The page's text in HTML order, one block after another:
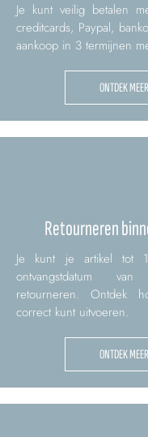
Je kunt veilig betalen
creditcards, Paypal,
aankoop in 3 termijnen
ONTDEK
Retourneren
Je kunt je artikel tot
ontvangstdatum
retourneren. Ontdek
correct kunt uitvoeren.
ONTDEK